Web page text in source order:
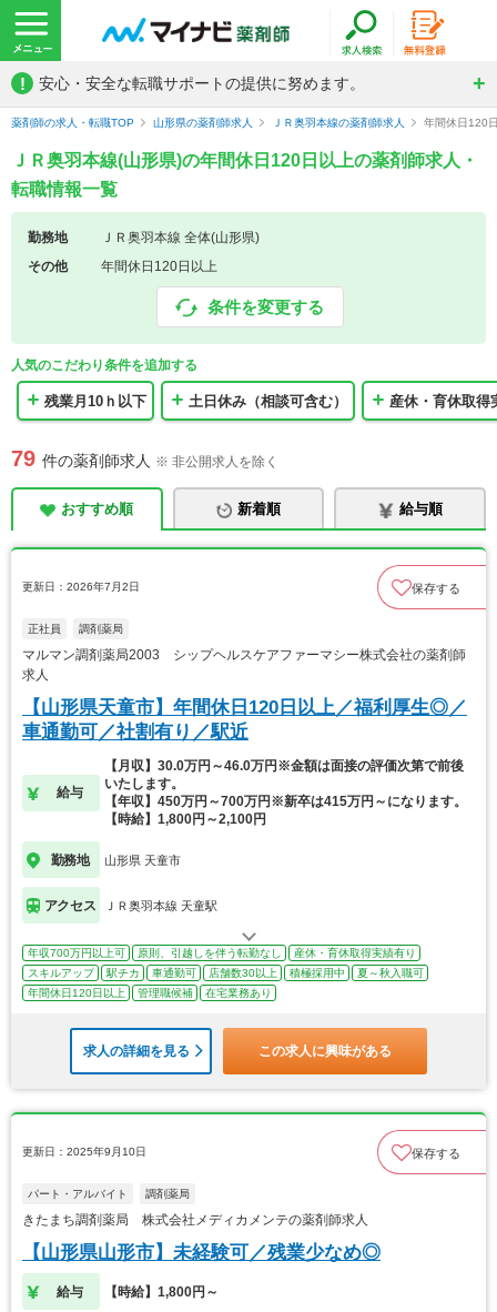
! 安心・安全な転職サポートの提供に努めます。
薬剤師の求人・転職TOP 山形県の薬剤師求人 ＪＲ奥羽本線の薬剤師求人 年間休日120
ＪＲ奥羽本線(山形県)の年間休日120日以上の薬剤師求人・
転職情報一覧
勤務地
ＪＲ奥羽本線 全体(山形県)
その他
年間休日120日以上
条件を変更する
人気のこだわり条件を追加する
残業月10ｈ以下 土日休み（相談可含む） 産休・育休取得
79 件の薬剤師求人 ※ 非公開求人を除く
おすすめ順 新着順 給与順
更新日：2026年7月2日 保存する
正社員 調剤薬局
マルマン調剤薬局2003 シップヘルスケアファーマシー株式会社の薬剤師
求人
【山形県天童市】年間休日120日以上／福利厚生◎／
車通勤可／社割有り／駅近
給与
【月収】30.0万円～46.0万円※金額は面接の評価次第で前後
いたします。
【年収】450万円～700万円※新卒は415万円～になります。
【時給】1,800円～2,100円
勤務地 山形県 天童市
アクセス ＪＲ奥羽本線 天童駅
年収700万円以上可 原則、引越しを伴う転勤なし
産休・育休取得実績有り
スキルアップ
駅チカ 車通勤可 店舗数30以上 積極採用中
夏～秋入職可
年間休日120日以上
管理職候補 在宅業務あり
求人の詳細を見る この求人に興味がある
更新日：2025年9月10日 保存する
パート・アルバイト 調剤薬局
きたまち調剤薬局 株式会社メディカメンテの薬剤師求人
【山形県山形市】未経験可／残業少なめ◎
給与 【時給】1,800円～